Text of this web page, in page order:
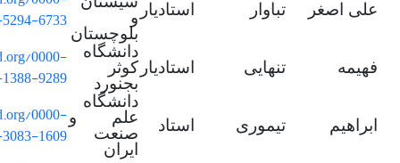
علی اصغر تباوار استادیار و
بلوچستان 6733
فهیمه تنهایی استادیار
دانشگاه
کوثر
بجنورد
0000-
9289
ابراهیم تیموری استاد
دانشگاه
علم و
صنعت
ایران
0000-
1609